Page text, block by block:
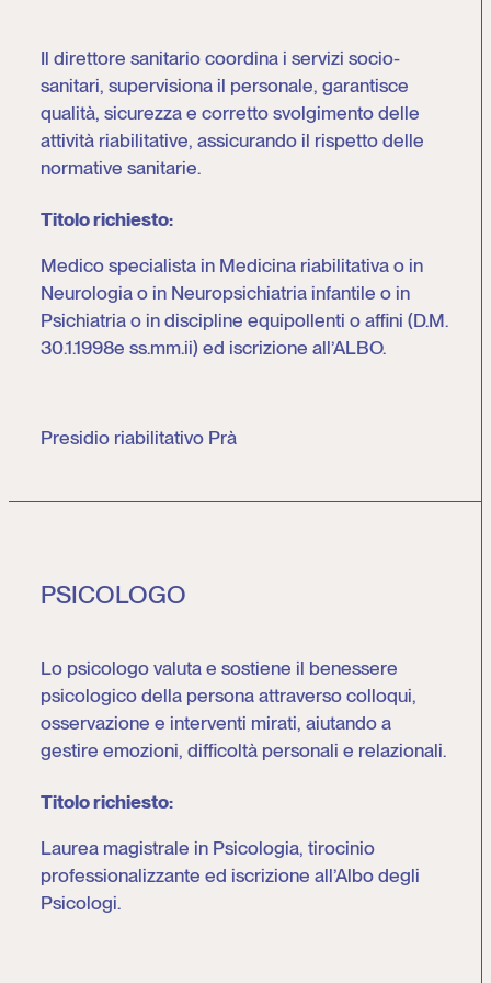
Il direttore sanitario coordina i servizi socio-
sanitari, supervisiona il personale, garantisce
qualità, sicurezza e corretto svolgimento delle
attività riabilitative, assicurando il rispetto delle
normative sanitarie.
Titolo richiesto:
Medico specialista in Medicina riabilitativa o in
Neurologia o in Neuropsichiatria infantile o in
Psichiatria o in discipline equipollenti o affini (D.M.
30.1.1998e ss.mm.ii) ed iscrizione all’ALBO.
Presidio riabilitativo Prà
PSICOLOGO
Lo psicologo valuta e sostiene il benessere
psicologico della persona attraverso colloqui,
osservazione e interventi mirati, aiutando a
gestire emozioni, difficoltà personali e relazionali.
Titolo richiesto:
Laurea magistrale in Psicologia, tirocinio
professionalizzante ed iscrizione all’Albo degli
Psicologi.